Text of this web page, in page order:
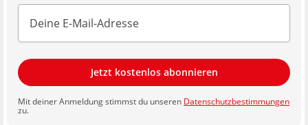
Jetzt kostenlos abonnieren
Mit deiner Anmeldung stimmst du unseren Datenschutzbestimmungen
zu.